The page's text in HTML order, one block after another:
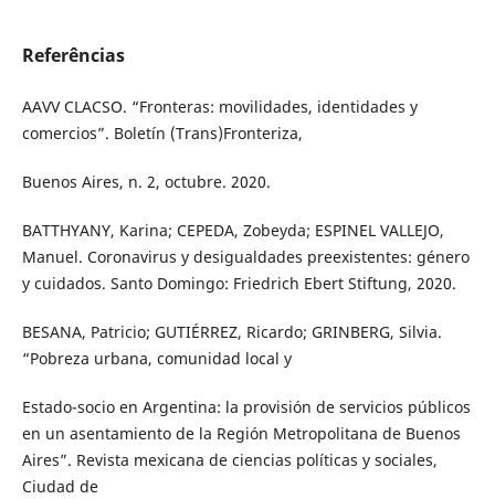
Referências
AAVV CLACSO. “Fronteras: movilidades, identidades y
comercios”. Boletín (Trans)Fronteriza,
Buenos Aires, n. 2, octubre. 2020.
BATTHYANY, Karina; CEPEDA, Zobeyda; ESPINEL VALLEJO,
Manuel. Coronavirus y desigualdades preexistentes: género
y cuidados. Santo Domingo: Friedrich Ebert Stiftung, 2020.
BESANA, Patricio; GUTIÉRREZ, Ricardo; GRINBERG, Silvia.
“Pobreza urbana, comunidad local y
Estado-socio en Argentina: la provisión de servicios públicos
en un asentamiento de la Región Metropolitana de Buenos
Aires”. Revista mexicana de ciencias políticas y sociales,
Ciudad de